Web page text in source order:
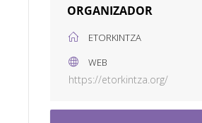
ORGANIZADOR
ETORKINTZA
WEB
https://etorkintza.org/